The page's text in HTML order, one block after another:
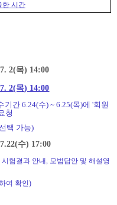
한 시간
2(목) 14:00
2(목) 14:00
기간 6.24(수) ~ 6.25(목)에 '회원
청
택 가능)
수) 17:00
험결과 안내, 모범답안 및 해설영
여 확인)